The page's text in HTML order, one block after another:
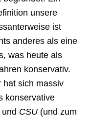
unsere
ist
anderes als eine
was heute als
konservativ.
hat sich massiv
konservative
und CSU (und zum